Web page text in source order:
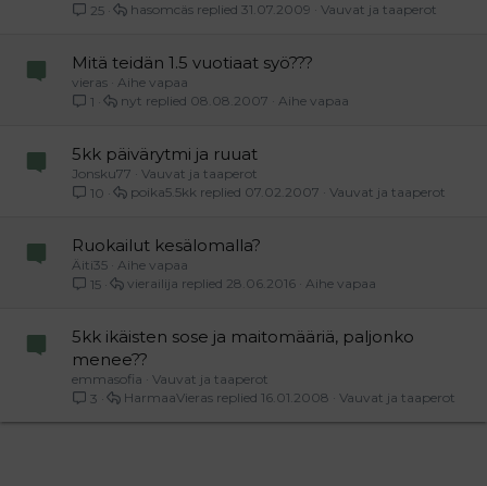
25
Vauvat ja taaperot
31.07.2009
hasomcäs
Mitä teidän 1.5 vuotiaat syö???
vieras Aihe vapaa
1
Aihe vapaa
08.08.2007
nyt
5kk päivärytmi ja ruuat
Jonsku77
Vauvat ja taaperot
10
Vauvat ja taaperot
07.02.2007
poika5.5kk
Ruokailut kesälomalla?
Äiti35 Aihe vapaa
15
Aihe vapaa
28.06.2016
vierailija
5kk ikäisten sose ja maitomääriä, paljonko
menee??
emmasofia
Vauvat ja taaperot
3
Vauvat ja taaperot
16.01.2008
HarmaaVieras